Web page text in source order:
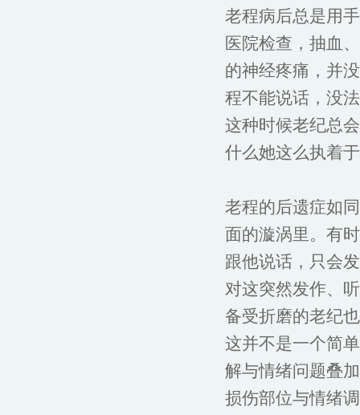
老程病后总是用
医院检查，抽血
的神经疼痛，并
程不能说话，没
这种时候老纪总
什么她这么执着
老程的后遗症如
面的漩涡里。有
跟他说话，只会
对这突然发作、
备受折磨的老纪
这并不是一个简
解与情绪问题叠
损伤部位与情绪